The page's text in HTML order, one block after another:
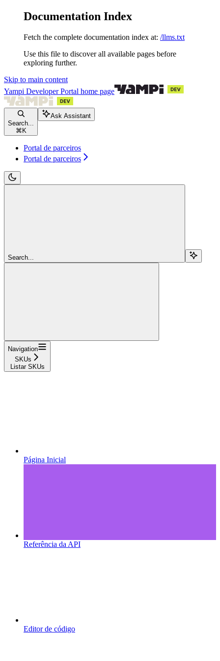
Documentation Index
Fetch the complete documentation index at: /llms.txt
Use this file to discover all available pages before
exploring further.
Skip to main content
Yampi Developer Portal home page
Search...
⌘ K
Ask Assistant
Portal de parceiros
Portal de parceiros
Search...
Navigation
SKUs
Listar SKUs
Página Inicial
Referência da API
Editor de código